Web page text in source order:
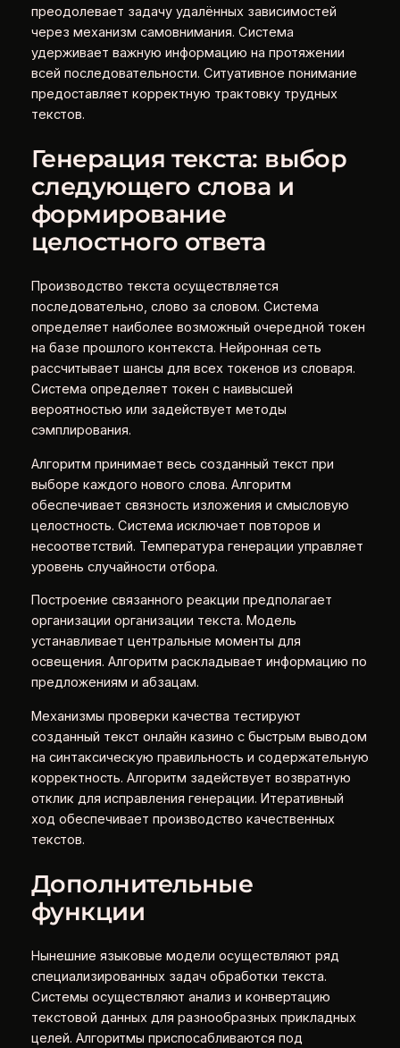
преодолевает задачу удалённых зависимостей
через механизм самовнимания. Система
удерживает важную информацию на протяжении
всей последовательности. Ситуативное понимание
предоставляет корректную трактовку трудных
текстов.
Генерация текста: выбор
следующего слова и
формирование
целостного ответа
Производство текста осуществляется
последовательно, слово за словом. Система
определяет наиболее возможный очередной токен
на базе прошлого контекста. Нейронная сеть
рассчитывает шансы для всех токенов из словаря.
Система определяет токен с наивысшей
вероятностью или задействует методы
сэмплирования.
Алгоритм принимает весь созданный текст при
выборе каждого нового слова. Алгоритм
обеспечивает связность изложения и смысловую
целостность. Система исключает повторов и
несоответствий. Температура генерации управляет
уровень случайности отбора.
Построение связанного реакции предполагает
организации организации текста. Модель
устанавливает центральные моменты для
освещения. Алгоритм раскладывает информацию по
предложениям и абзацам.
Механизмы проверки качества тестируют
созданный текст онлайн казино с быстрым выводом
на синтаксическую правильность и содержательную
корректность. Алгоритм задействует возвратную
отклик для исправления генерации. Итеративный
ход обеспечивает производство качественных
текстов.
Дополнительные
функции
Нынешние языковые модели осуществляют ряд
специализированных задач обработки текста.
Системы осуществляют анализ и конвертацию
текстовой данных для разнообразных прикладных
целей. Алгоритмы приспосабливаются под